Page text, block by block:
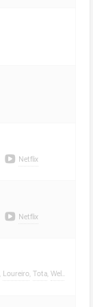
Netflix
Netflix
Loureiro Tota Wellington